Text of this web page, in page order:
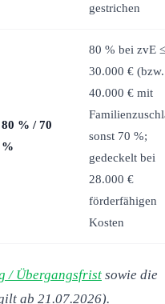
gestrichen
80 % / 70
%
80 % bei zvE ≤
30.000 €
40.000 € mit
sonst 70 %;
gedeckelt bei
28.000 €
förderfähigen
Kosten
/ Übergangsfrist sowie die
ab 21.07.2026).